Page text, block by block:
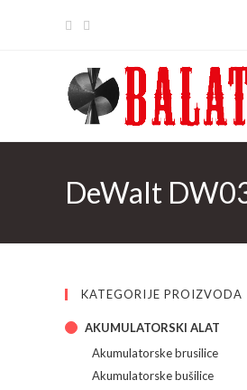
DeWalt
KATEGORIJE PROIZVODA
AKUMULATORSKI ALAT
Akumulatorske brusilice
Akumulatorske bušilice